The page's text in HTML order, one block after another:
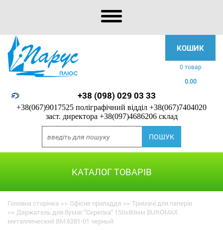
КОШИК
0 товар
0.00
+38 (098) 029 03 33
+38(067)9017525 поліграфічний відділ +38(067)7404020
заст. директора +38(097)4686206 склад
КАТАЛОГ ТОВАРІВ
Головна сторінка >> Офісне приладдя >> Тримачі для паперів
>> Держатель для бумаг "Скрепка" 150x80мм BUROMAX
металлический BM.6281-01 черный